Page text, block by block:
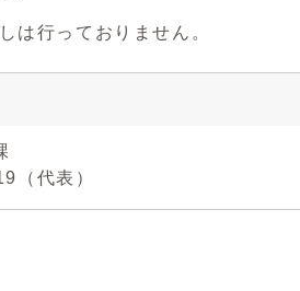
は行っておりません。
（代表）